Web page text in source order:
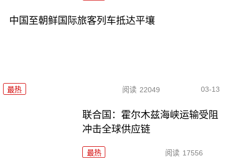
中国至朝鲜国际旅客列车抵达平壤
最热 阅读 22049 03-13
联合国：霍尔木兹海峡运输受阻
冲击全球供应链
最热 阅读 17556